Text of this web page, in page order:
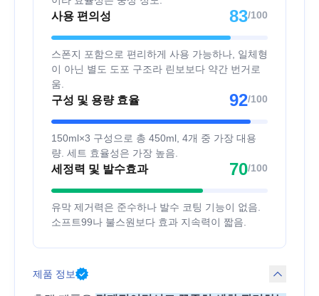
사용 편의성 83/100
스폰지 포함으로 편리하게 사용 가능하나, 일체형
이 아닌 별도 도포 구조라 린보보다 약간 번거로
움.
구성 및 용량 효율 92/100
150ml×3 구성으로 총 450ml, 4개 중 가장 대용
량. 세트 효율성은 가장 높음.
세정력 및 발수효과 70/100
유막 제거력은 준수하나 발수 코팅 기능이 없음.
소프트99나 불스원보다 효과 지속력이 짧음.
제품 정보